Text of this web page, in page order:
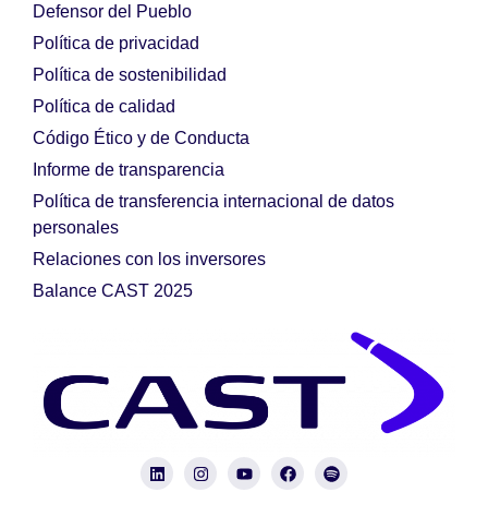
Defensor del Pueblo
Política de privacidad
Política de sostenibilidad
Política de calidad
Código Ético y de Conducta
Informe de transparencia
Política de transferencia internacional de datos
personales
Relaciones con los inversores
Balance CAST 2025